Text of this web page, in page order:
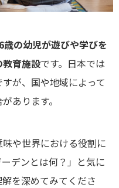
歳の幼児が遊びや学びを
育施設です。日本では
が、国や地域によって
あります。
や世界における役割に
デンとは何？」と気に
を深めてみてくださ